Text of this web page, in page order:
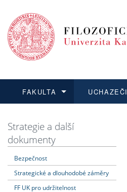
FAKULTA
Dozvědět se více
UCHAZEČI
Podat přihlášku
Dozvědět se více
Dozvědět se více
Dozvědět se více
Strategie a další
dokumenty
Bezpečnost
Strategické a dlouhodobé záměry
FF UK pro udržitelnost